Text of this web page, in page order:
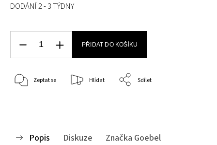
DODÁNÍ 2 - 3 TÝDNY
PŘIDAT DO KOŠÍKU
Zeptat se Hlídat Sdílet
Popis Diskuze Značka Goebel